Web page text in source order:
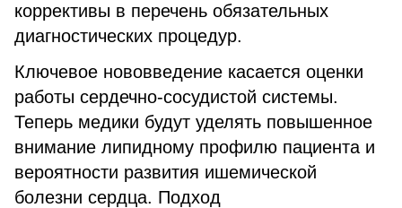
коррективы в перечень обязательных
диагностических процедур.
Ключевое нововведение касается оценки
работы сердечно-сосудистой системы.
Теперь медики будут уделять повышенное
внимание липидному профилю пациента и
вероятности развития ишемической
болезни сердца. Подход